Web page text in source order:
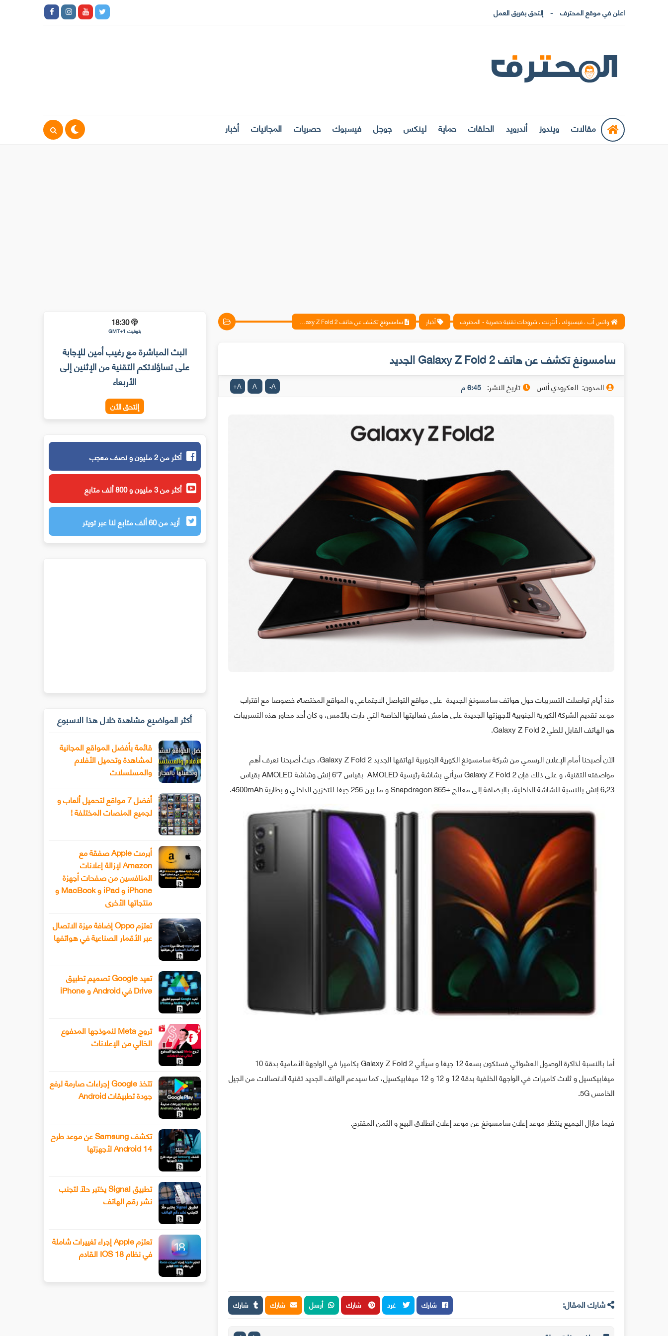
اعلن في موقع المحترف إلتحق بفريق العمل
مقالات ويندوز أندرويد الحلقات حماية لينكس جوجل فيسبوك حصريات المجانيات أخبار
واتس آب ، فيسبوك ، أنترنت ، شروحات تقنية حصرية - المحترف أخبار سامسونغ تكشف عن هاتف Galaxy Z Fold 2 الجديد
سامسونغ تكشف عن هاتف Galaxy Z Fold 2 الجديد
المدون: العكرودي أنس تاريخ النشر: 6:45 م A
-
A
A
+
منذ أيام تواصلت التسريبات حول هواتف سامسونغ الجديدة على مواقع التواصل الاجتماعي و المواقع المختصةء خصوصا مع اقتراب
موعد تقديم الشركة الكورية الجنوبية لأجهزتها الجديدة على هامش فعاليتها الخاصة التي دارت بالأمس، و كان أحد محاور هذه التسريبات
هو الهاتف القابل للطي Galaxy Z Fold 2.
الآن أصبحنا أمام الإعلان الرسمي من شركة سامسونغ الكورية الجنوبية لهاتفها الجديد Galaxy Z Fold 2، حيث أصبحنا نعرف أهم
مواصفته التقنية، و على ذلك فإن Galaxy Z Fold 2 سيأتي بشاشة رئيسية AMOLED بقياس 7’6 إنش وشاشة AMOLED بقياس
6,23 إنش بالنسبة للشاشة الداخلية، بالإضافة إلى معالج +Snapdragon 865 و ما بين 256 جيغا للتخزين الداخلي و بطارية 4500mAh.
أما بالنسبة لذاكرة الوصول العشوائي فستكون بسعة 12 جيغا و سيأتي Galaxy Z Fold 2 بكاميرا في الواجهة الأمامية بدقة 10
ميغابيكسيل و ثلاث كاميرات في الواجهة الخلفية بدقة 12 و 12 و 12 ميغابيكسيل، كما سيدعم الهاتف الجديد تقنية الاتصالات من الجيل
الخامس 5G.
فيما مازال الجميع ينتظر موعد إعلان سامسونغ عن موعد إعلان انطلاق البيع و الثمن المقترح.
شارك المقال: شارك غرد شارك أرسل شارك شارك
18:30
بتوقيت GMT+1
البث المباشرة مع رغيب أمين للإجابة
على تساؤلاتكم التقنية من الإثنين إلى
الأربعاء
إلتحق الأن
أكثر من 2 مليون و نصف معجب
أكثر من 3 مليون و 800 ألف متابع
أزيد من 60 ألف متابع لنا عبر تويتر
أكثر المواضيع مشاهدة خلال هذا الاسبوع
قائمة بأفضل المواقع المجانية
لمشاهدة وتحميل الأفلام
والمسلسلات
أفضل 7 مواقع لتحميل ألعاب و
لجميع المنصات المختلفة !
أبرمت Apple صفقة مع
Amazon لإزالة إعلانات
المنافسين من صفحات أجهزة
iPhone و iPad و MacBook و
منتجاتها الأخرى
تعتزم Oppo إضافة ميزة الاتصال
عبر الأقمار الصناعية في هواتفها
تعيد Google تصميم تطبيق
Drive في Android و iPhone
تروج Meta لنموذجها المدفوع
الخالي من الإعلانات
تتخذ Google إجراءات صارمة لرفع
جودة تطبيقات Android
تكشف Samsung عن موعد طرح
Android 14 لأجهزتها
تطبيق Signal يختبر حلًا لتجنب
نشر رقم الهاتف
تعتزم Apple إجراء تغييرات شاملة
في نظام IOS 18 القادم